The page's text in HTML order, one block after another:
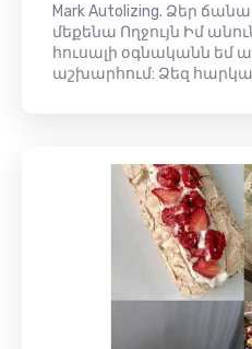
Mark Autolizing. Ձեր
մեքենա Ողջույն Իմ
հուսալի օգնականն եմ
աշխարհում: Ձեզ